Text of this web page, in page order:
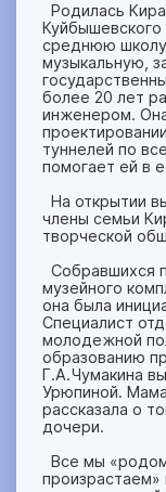
Родилась
среднюю
музыкальную,
более 20 лет
инженером.
туннелей по
помогает ей в
На открытии
члены семьи
творческой
Собравшихся
музейного
она была
Специалист
молодежной
образованию
Г.А.Чумакина
Урюпиной.
рассказала о
дочери.
Все мы
произрастаем»